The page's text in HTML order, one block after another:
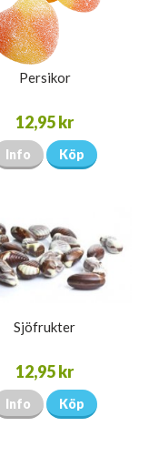
Persikor
12,95 kr
Info Köp
Sjöfrukter
12,95 kr
Info Köp